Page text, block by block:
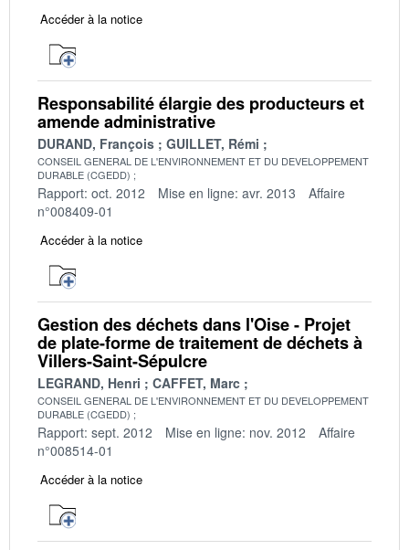
Accéder à la notice
Responsabilité élargie des producteurs et
amende administrative
DURAND, François GUILLET, Rémi
CONSEIL GENERAL DE L'ENVIRONNEMENT ET DU DEVELOPPEMENT
DURABLE (CGEDD)
Rapport: oct. 2012 Mise en ligne: avr. 2013
Affaire
n°008409-01
Accéder à la notice
Gestion des déchets dans l'Oise - Projet
de plate-forme de traitement de déchets à
Villers-Saint-Sépulcre
LEGRAND, Henri CAFFET, Marc
CONSEIL GENERAL DE L'ENVIRONNEMENT ET DU DEVELOPPEMENT
DURABLE (CGEDD)
Rapport: sept. 2012 Mise en ligne: nov. 2012
Affaire
n°008514-01
Accéder à la notice